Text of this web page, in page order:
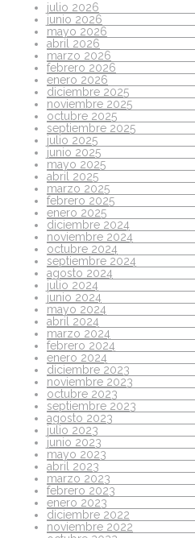
julio 2026
junio 2026
mayo 2026
abril 2026
marzo 2026
febrero 2026
enero 2026
diciembre 2025
noviembre 2025
octubre 2025
septiembre 2025
julio 2025
junio 2025
mayo 2025
abril 2025
marzo 2025
febrero 2025
enero 2025
diciembre 2024
noviembre 2024
octubre 2024
septiembre 2024
agosto 2024
julio 2024
junio 2024
mayo 2024
abril 2024
marzo 2024
febrero 2024
enero 2024
diciembre 2023
noviembre 2023
octubre 2023
septiembre 2023
agosto 2023
julio 2023
junio 2023
mayo 2023
abril 2023
marzo 2023
febrero 2023
enero 2023
diciembre 2022
noviembre 2022